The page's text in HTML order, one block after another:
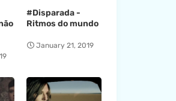
#Disparada -
Ritmos do mundo
January 21, 2019